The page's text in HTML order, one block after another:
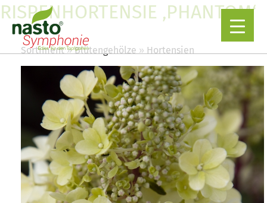
RISPENHORTENSIE ‚PHANTOM‘
Sortiment Blütengehölze Hortensien